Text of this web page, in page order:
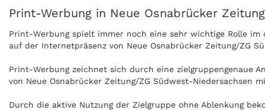
Print-Werbung in Neue Osnabrücker
Print-Werbung spielt immer noch eine sehr wichtige Rolle
auf der Internetpräsenz von Neue Osnabrücker Zeitung/ZG
Print-Werbung zeichnet sich durch eine zielgruppengenaue
von Neue Osnabrücker Zeitung/ZG Südwest-Niedersachsen
Durch die aktive Nutzung der Zielgruppe ohne Ablenkung